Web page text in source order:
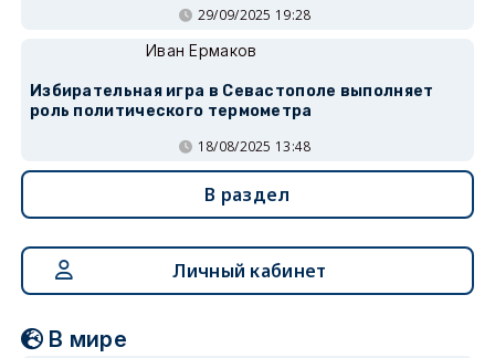
29/09/2025 19:28
Иван Ермаков
Избирательная игра в Севастополе выполняет
роль политического термометра
18/08/2025 13:48
В раздел
Личный кабинет
В мире